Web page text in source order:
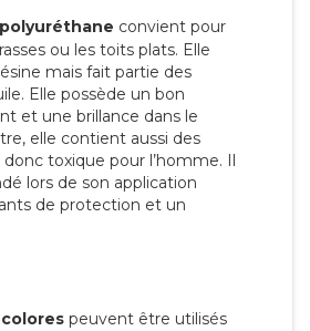
convient pour
ou les toits plats. Elle
mais fait partie des
Elle possède un bon
et une brillance dans le
elle contient aussi des
toxique pour l’homme. Il
lors de son application
de protection et un
peuvent être utilisés